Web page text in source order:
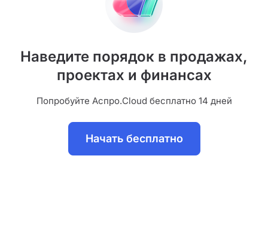
Наведите порядок в продажах,
проектах и финансах
Попробуйте Аспро.Cloud бесплатно 14 дней
Начать бесплатно